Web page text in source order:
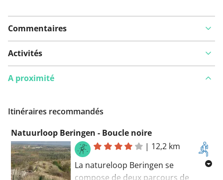
Voir sur la carte
Vous avez remarqué quelque chose sur cet itinéraire ?
Commentaires
Activités
A proximité
Itinéraires recommandés
Natuurloop Beringen - Boucle noire
| 12,2 km
La natureloop Beringen se
compose de deux parcours de